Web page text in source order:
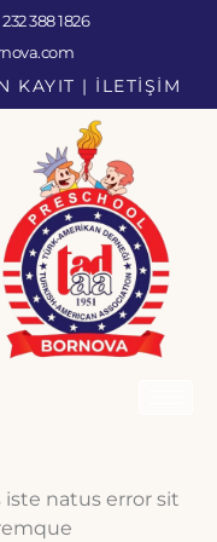
388 1826
KAYIT | İLETİŞİM
natus error sit